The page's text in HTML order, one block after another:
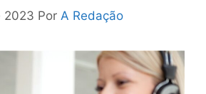
2023 Por A Redação